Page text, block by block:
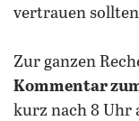
vertrauen
Zur ganzen
Kommentar
kurz nach 8 Uhr